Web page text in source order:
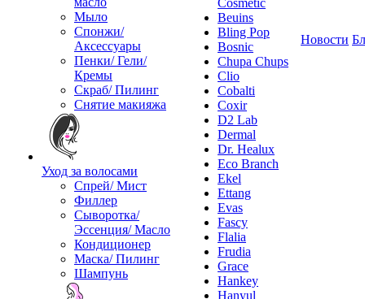
Мыло
Спонжи/
Аксессуары
Пенки/ Гели/
Кремы
Скраб/ Пилинг
Снятие макияжа
Уход за волосами
Спрей/ Мист
Филлер
Сыворотка/
Эссенция/ Масло
Кондиционер
Маска/ Пилинг
Шампунь
Cosmetic
Beuins
Bling Pop
Bosnic
Chupa Chups
Clio
Cobalti
Coxir
D2 Lab
Dermal
Dr. Healux
Eco Branch
Ekel
Ettang
Evas
Fascy
Flalia
Frudia
Grace
Hankey
Hanyul
Новости